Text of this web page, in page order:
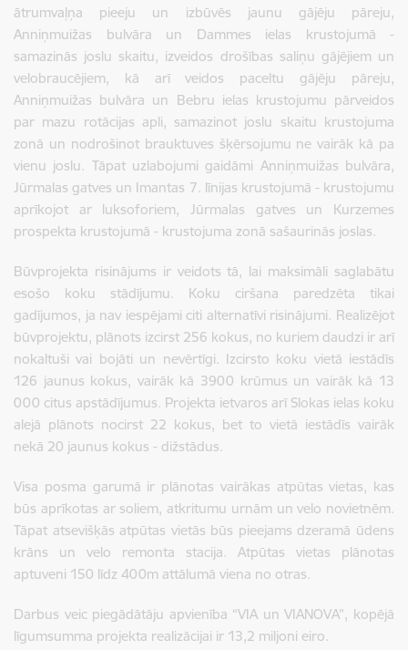
ātrumvaļņa pieeju un izbūvēs jaunu gājēju pāreju,
Anniņmuižas bulvāra un Dammes ielas krustojumā -
samazinās joslu skaitu, izveidos drošības saliņu gājējiem un
velobraucējiem, kā arī veidos paceltu gājēju pāreju,
Anniņmuižas bulvāra un Bebru ielas krustojumu pārveidos
par mazu rotācijas apli, samazinot joslu skaitu krustojuma
zonā un nodrošinot brauktuves šķērsojumu ne vairāk kā pa
vienu joslu. Tāpat uzlabojumi gaidāmi Anniņmuižas bulvāra,
Jūrmalas gatves un Imantas 7. līnijas krustojumā - krustojumu
aprīkojot ar luksoforiem, Jūrmalas gatves un Kurzemes
prospekta krustojumā - krustojuma zonā sašaurinās joslas.
Būvprojekta risinājums ir veidots tā, lai maksimāli saglabātu
esošo koku stādījumu. Koku ciršana paredzēta tikai
gadījumos, ja nav iespējami citi alternatīvi risinājumi. Realizējot
būvprojektu, plānots izcirst 256 kokus, no kuriem daudzi ir arī
nokaltuši vai bojāti un nevērtīgi. Izcirsto koku vietā iestādīs
126 jaunus kokus, vairāk kā 3900 krūmus un vairāk kā 13
000 citus apstādījumus. Projekta ietvaros arī Slokas ielas koku
alejā plānots nocirst 22 kokus, bet to vietā iestādīs vairāk
nekā 20 jaunus kokus - dižstādus.
Visa posma garumā ir plānotas vairākas atpūtas vietas, kas
būs aprīkotas ar soliem, atkritumu urnām un velo novietnēm.
Tāpat atsevišķās atpūtas vietās būs pieejams dzeramā ūdens
krāns un velo remonta stacija. Atpūtas vietas plānotas
aptuveni 150 līdz 400m attālumā viena no otras.
Darbus veic piegādātāju apvienība “VIA un VIANOVA”, kopējā
līgumsumma projekta realizācijai ir 13,2 miljoni eiro.